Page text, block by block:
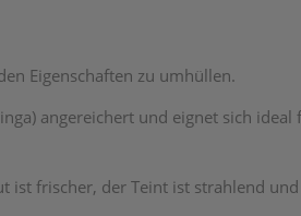
Eigenschaften zu umhüllen.
angereichert und eignet sich ideal
ist frischer, der Teint ist strahlend